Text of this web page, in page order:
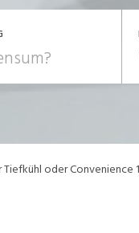
oder